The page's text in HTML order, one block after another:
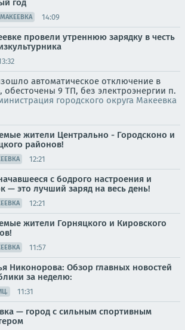
год
МАКЕЕВКА 14:09
провели утреннюю зарядку в честь
автоматическое отключение в
обесточены 9 ТП, без электроэнергии п.
городского округа Макеевка
жители Центрально - Городсконо и
районов!
12:21
с бодрого настроения и
— это лучший заряд на весь день!
12:21
жители Горняцкого и Кировского
11:57
Никонорова: Обзор главных новостей
за неделю:
11:31
— город с сильным спортивным